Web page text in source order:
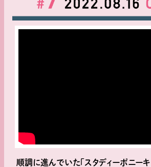
順調に進んでいた「スタディーポニーキ